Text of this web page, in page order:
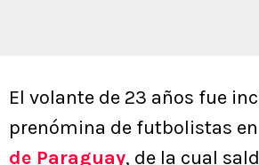
El volante de 23 años fue
prenómina de futbolistas
de Paraguay, de la cual